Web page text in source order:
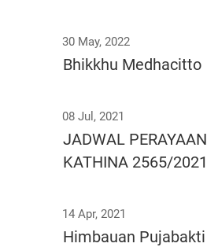
30 May, 2022
Bhikkhu Medhacitto
08 Jul, 2021
JADWAL PERAYAAN
KATHINA 2565/2021
14 Apr, 2021
Himbauan Pujabakti